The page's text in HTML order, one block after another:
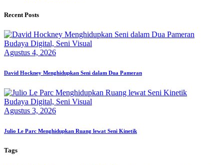
Recent Posts
Budaya Digital, Seni Visual
Agustus 4, 2026
David Hockney Menghidupkan Seni dalam Dua Pameran
Budaya Digital, Seni Visual
Agustus 3, 2026
Julio Le Parc Menghidupkan Ruang lewat Seni Kinetik
Tags